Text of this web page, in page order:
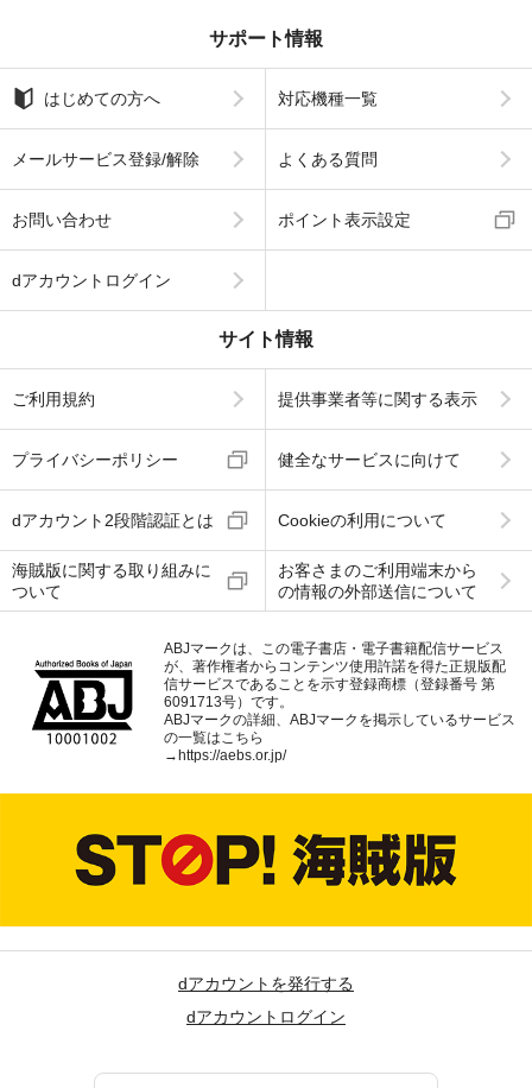
サポート情報
はじめての方へ 対応機種一覧
メールサービス登録/解除 よくある質問
お問い合わせ ポイント表示設定
dアカウントログイン
サイト情報
ご利用規約 提供事業者等に関する表示
プライバシーポリシー 健全なサービスに向けて
dアカウント2段階認証とは Cookieの利用について
海賊版に関する取り組みに
ついて
お客さまのご利用端末から
の情報の外部送信について
ABJマークは、この電子書店・電子書籍配信サービス
が、著作権者からコンテンツ使用許諾を得た正規版配
信サービスであることを示す登録商標（登録番号 第
6091713号）です。
ABJマークの詳細、ABJマークを掲示しているサービス
の一覧はこちら
→https://aebs.or.jp/
dアカウントを発行する
dアカウントログイン